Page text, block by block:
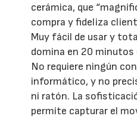
cerámica, que
compra y fideliza
Muy fácil de usar y
domina en 20
No requiere ningún
informático, y no
ni ratón. La
permite capturar el